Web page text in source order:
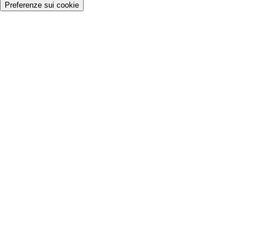
Preferenze sui cookie